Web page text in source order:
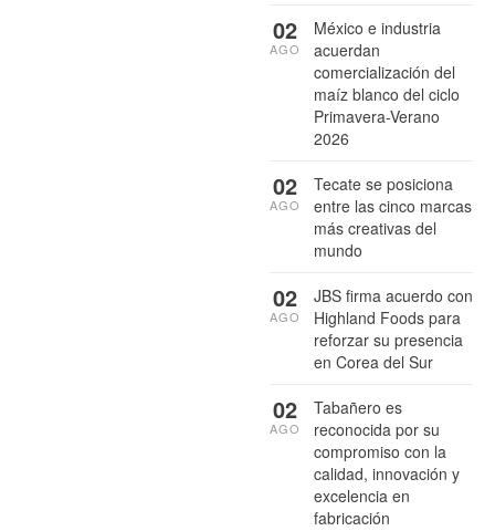
México e industria
acuerdan
comercialización del
maíz blanco del ciclo
Primavera-Verano
2026
02
AGO
Tecate se posiciona
entre las cinco marcas
más creativas del
mundo
02
AGO
JBS firma acuerdo con
Highland Foods para
reforzar su presencia
en Corea del Sur
02
AGO
Tabañero es
reconocida por su
compromiso con la
calidad, innovación y
excelencia en
fabricación
02
AGO